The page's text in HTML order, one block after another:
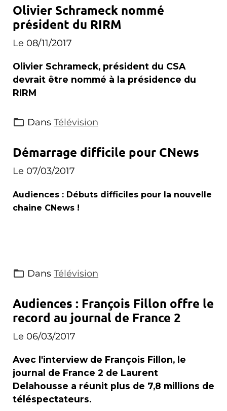
Olivier Schrameck nommé
président du RIRM
Le 08/11/2017
Olivier Schrameck, président du CSA
devrait être nommé à la présidence du
RIRM
Dans Télévision
Démarrage difficile pour CNews
Le 07/03/2017
Audiences : Débuts difficiles pour la nouvelle
chaine CNews !
Dans Télévision
Audiences : François Fillon offre le
record au journal de France 2
Le 06/03/2017
Avec l'interview de François Fillon, le
journal de France 2 de Laurent
Delahousse a réunit plus de 7,8 millions de
téléspectateurs.